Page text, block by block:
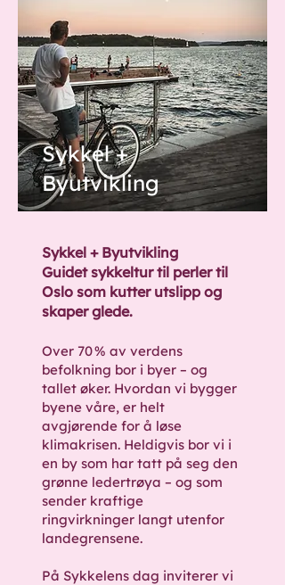
Sykkel +
Byutvikling
Sykkel + Byutvikling
Guidet sykkeltur til perler til
Oslo som kutter utslipp og
skaper glede.
Over 70 % av verdens
befolkning bor i byer – og
tallet øker. Hvordan vi bygger
byene våre, er helt
avgjørende for å løse
klimakrisen. Heldigvis bor vi i
en by som har tatt på seg den
grønne ledertrøya – og som
sender kraftige
ringvirkninger langt utenfor
landegrensene.
På Sykkelens dag inviterer vi